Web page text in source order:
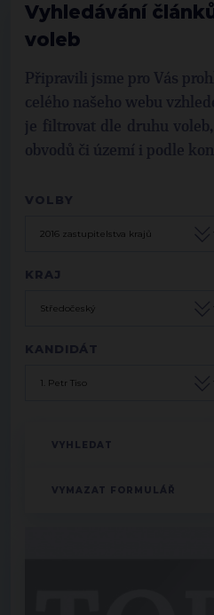
Vyhledávání
voleb
Připravili jsme pro Vás
celého našeho webu
je filtrovat dle druhu
obvodů či území i podle
VOLBY
KRAJ
KANDIDÁT